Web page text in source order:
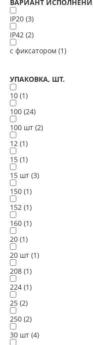
ВАРИАНТ
IP20 (3)
IP42 (2)
с фиксатором (1)
УПАКОВКА, ШТ.
10 (1)
100 (24)
100 шт (2)
12 (1)
15 (1)
15 шт (3)
150 (1)
152 (1)
160 (1)
20 (1)
20 шт (1)
208 (1)
224 (1)
25 (2)
250 (2)
30 шт (4)